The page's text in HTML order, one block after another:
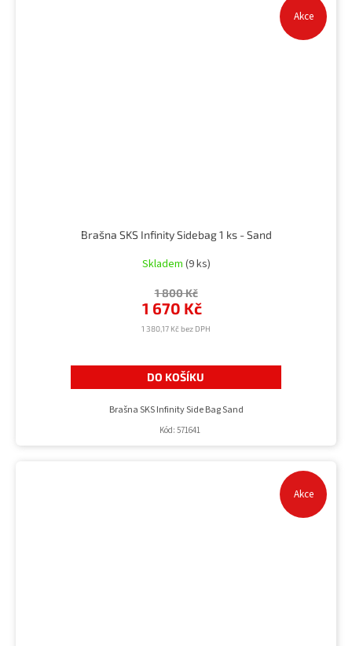
Akce
Brašna SKS Infinity Sidebag 1 ks - Sand
Skladem (9 ks)
1 380,17 Kč bez DPH
1 670 Kč
1 800 Kč
DO KOŠÍKU
Brašna SKS Infinity Side Bag Sand
Kód: 571641
Akce